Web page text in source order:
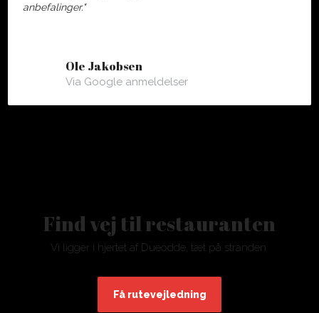
anbefalinger."
Ole Jakobsen
Via Google anmeldelser
​Find vej til restauranten
Vi ligger i hjertet af Dueodde, tæt på stranden.
Få rutevejledning​